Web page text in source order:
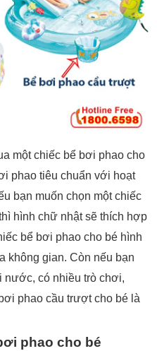
một chiếc bể bơi phao cho
phao tiêu chuẩn với hoạt
bạn muốn chọn một chiếc
hình chữ nhật sẽ thích hợp
bể bơi phao cho bé hình
không gian. Còn nếu bạn
có nhiều trò chơi,
phao cầu trượt cho bé là
phao cho bé